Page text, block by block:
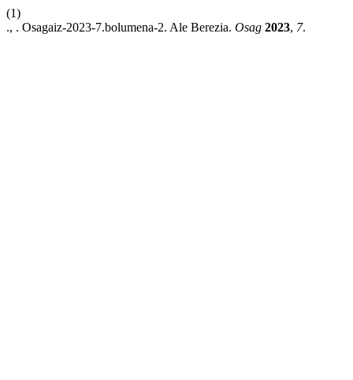
(1)
., . Osagaiz-2023-7.bolumena-2. Ale Berezia. Osag 2023, 7.